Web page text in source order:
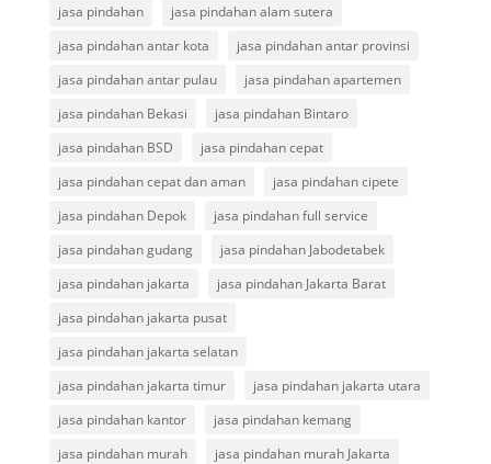
jasa pindahan
jasa pindahan alam sutera
jasa pindahan antar kota
jasa pindahan antar provinsi
jasa pindahan antar pulau
jasa pindahan apartemen
jasa pindahan Bekasi
jasa pindahan Bintaro
jasa pindahan BSD
jasa pindahan cepat
jasa pindahan cepat dan aman
jasa pindahan cipete
jasa pindahan Depok
jasa pindahan full service
jasa pindahan gudang
jasa pindahan Jabodetabek
jasa pindahan jakarta
jasa pindahan Jakarta Barat
jasa pindahan jakarta pusat
jasa pindahan jakarta selatan
jasa pindahan jakarta timur
jasa pindahan jakarta utara
jasa pindahan kantor
jasa pindahan kemang
jasa pindahan murah
jasa pindahan murah Jakarta